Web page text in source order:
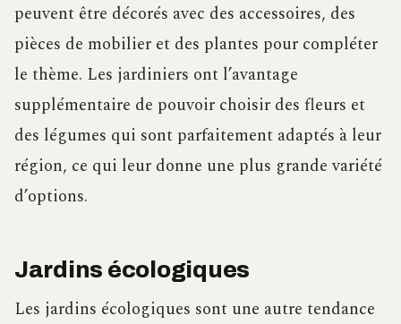
peuvent être décorés avec des accessoires, des
pièces de mobilier et des plantes pour compléter
le thème. Les jardiniers ont l’avantage
supplémentaire de pouvoir choisir des fleurs et
des légumes qui sont parfaitement adaptés à leur
région, ce qui leur donne une plus grande variété
d’options.
Jardins écologiques
Les jardins écologiques sont une autre tendance